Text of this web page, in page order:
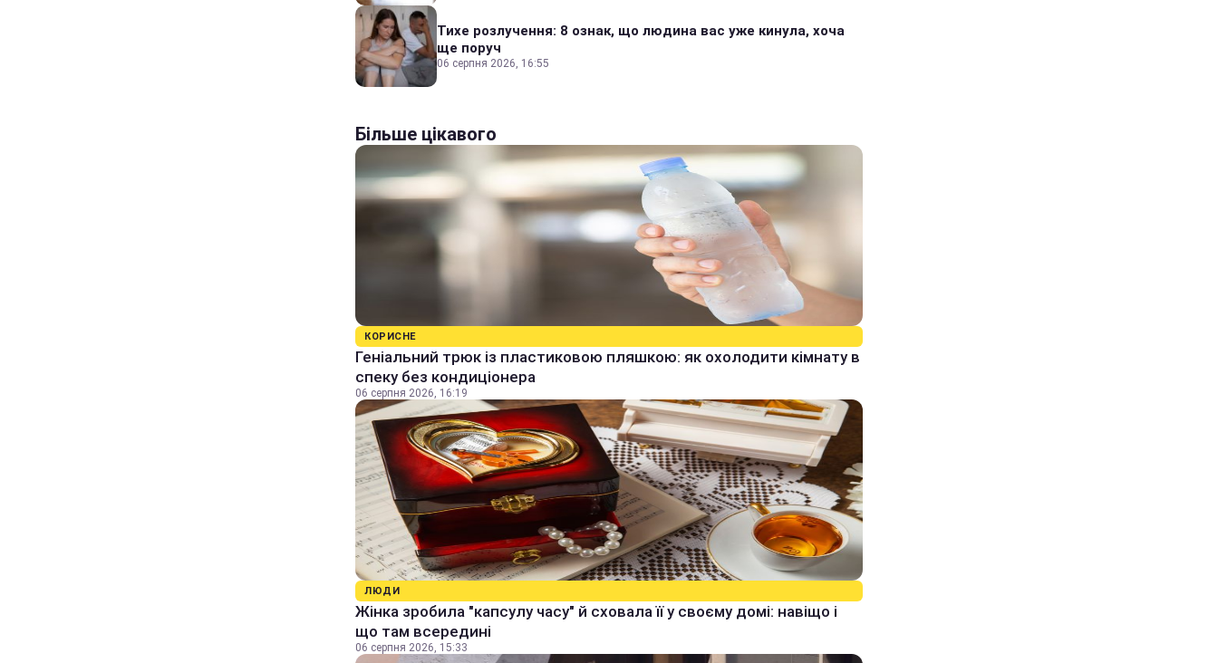
Тихе розлучення: 8 ознак, що людина вас уже кинула, хоча
ще поруч
06 серпня 2026, 16:55
Більше цікавого
КОРИСНЕ
Геніальний трюк із пластиковою пляшкою: як охолодити кімнату в
спеку без кондиціонера
06 серпня 2026, 16:19
ЛЮДИ
Жінка зробила "капсулу часу" й сховала її у своєму домі: навіщо і
що там всередині
06 серпня 2026, 15:33